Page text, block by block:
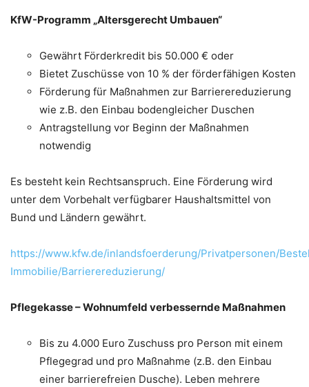
KfW-Programm „Altersgerecht Umbauen“
Gewährt Förderkredit bis 50.000 € oder
Bietet Zuschüsse von 10 % der förderfähigen Kosten
Förderung für Maßnahmen zur Barrierereduzierung
wie z.B. den Einbau bodengleicher Duschen
Antragstellung vor Beginn der Maßnahmen
notwendig
Es besteht kein Rechtsanspruch. Eine Förderung wird
unter dem Vorbehalt verfügbarer Haushaltsmittel von
Bund und Ländern gewährt.
https://www.kfw.de/inlandsfoerderung/Privatpersonen/
Immobilie/Barrierereduzierung/
Pflegekasse – Wohnumfeld verbessernde Maßnahmen
Bis zu 4.000 Euro Zuschuss pro Person mit einem
Pflegegrad und pro Maßnahme (z.B. den Einbau
einer barrierefreien Dusche). Leben mehrere